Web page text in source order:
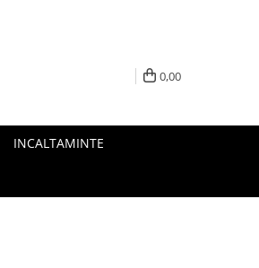
0,00
INCALTAMINTE